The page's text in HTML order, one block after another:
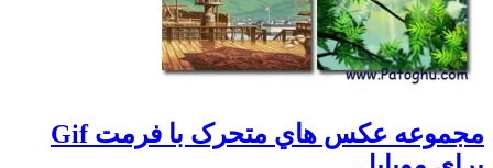
مجموعه عکس هاي متحرک با فرمت Gif